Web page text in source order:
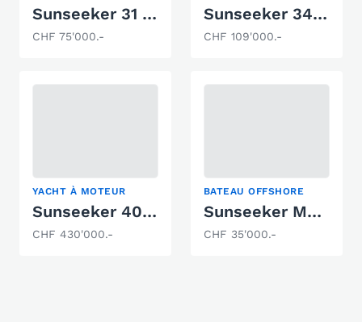
Sunseeker 31 Hawk
CHF 75'000.-
Sunseeker 34 Superhawk
CHF 109'000.-
YACHT À MOTEUR
Sunseeker 40 Portofino
CHF 430'000.-
BATEAU OFFSHORE
Sunseeker Mohawk 29
CHF 35'000.-